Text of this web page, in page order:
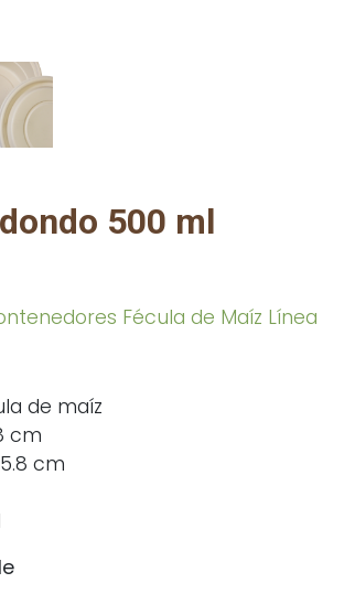
500 ml
Fécula de Maíz Línea
de maíz
cm
5.8 cm